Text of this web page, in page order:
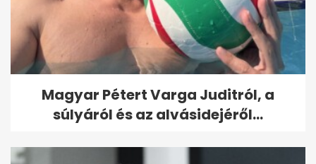
Magyar Pétert Varga Juditról, a
súlyáról és az alvásidejéről...